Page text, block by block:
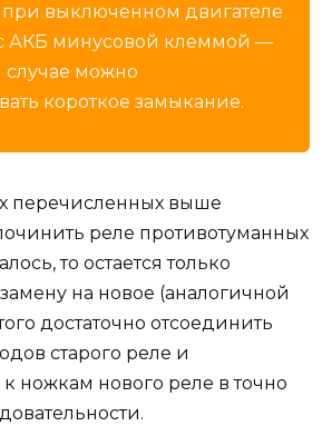
при выключенном двигателе
АКБ минусовой клеммой —
случае можно
короткое замыкание.
перечисленных выше
реле противотуманных
то остается только
на новое (аналогичной
достаточно отсоединить
старого реле и
ножкам нового реле в точно